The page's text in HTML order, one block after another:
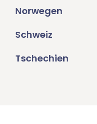
Norwegen
Schweiz
Tschechien